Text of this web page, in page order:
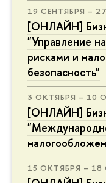
19 СЕНТЯБРЯ –
[ОНЛАЙН]
"Управление
рисками и
безопасность"
3 ОКТЯБРЯ – 10
[ОНЛАЙН]
15 ОКТЯБРЯ – 18